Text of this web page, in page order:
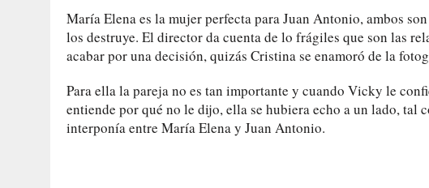
María Elena es la mujer perfecta para Juan Antonio, ambos
los destruye. El director da cuenta de lo frágiles que son las
acabar por una decisión, quizás Cristina se enamoró de la
Para ella la pareja no es tan importante y cuando Vicky le
entiende por qué no le dijo, ella se hubiera echo a un lado, tal
interponía entre María Elena y Juan Antonio.